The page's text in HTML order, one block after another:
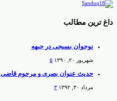
داغ ترین مطالب
نوجوان بسیجی در جبهه
شهریور ۲۰, ۱۳۹۰ ۵
حدیث عنوان بصری و مرحوم قاضی
مرداد ۳۰, ۱۳۹۲ ۳